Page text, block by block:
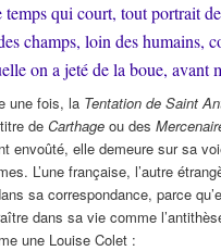
qui court, tout portrait
champs, loin des humains,
on a jeté de la boue,
une fois, la Tentation de Saint
de Carthage ou des
envoûté, elle demeure sur sa
L’une française, l’autre
sa correspondance, parce
dans sa vie comme
une Louise Colet :